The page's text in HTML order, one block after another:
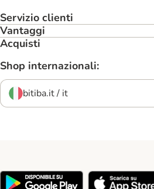
Servizio clienti
Vantaggi
Acquisti
Shop internazionali:
bitiba.it / it